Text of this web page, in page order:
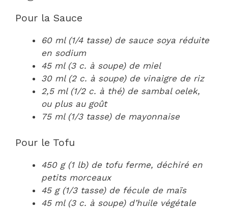
Pour la Sauce
60 ml (1/4 tasse) de sauce soya réduite
en sodium
45 ml (3 c. à soupe) de miel
30 ml (2 c. à soupe) de vinaigre de riz
2,5 ml (1/2 c. à thé) de sambal oelek,
ou plus au goût
75 ml (1/3 tasse) de mayonnaise
Pour le Tofu
450 g (1 lb) de tofu ferme, déchiré en
petits morceaux
45 g (1/3 tasse) de fécule de maïs
45 ml (3 c. à soupe) d’huile végétale